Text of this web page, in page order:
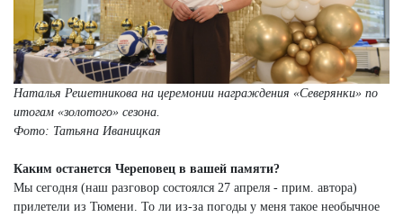
Наталья Решетникова на церемонии награждения «Северянки» по
итогам «золотого» сезона.
Фото: Татьяна Иваницкая
Каким останется Череповец в вашей памяти?
Мы сегодня (наш разговор состоялся 27 апреля - прим. автора)
прилетели из Тюмени. То ли из-за погоды у меня такое необычное